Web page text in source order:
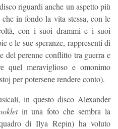
riguardi anche un aspetto più
che in fondo la vita stessa, con le
con i suoi drammi e i suoi
e le sue speranze, rappresenti di
del perenne conflitto tra guerra e
quel meraviglioso e omonimo
per potersene rendere conto).
in questo disco Alexander
in una foto che sembra la
di Ilya Repin) ha voluto